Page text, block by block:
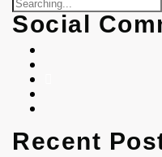
Social
Recent